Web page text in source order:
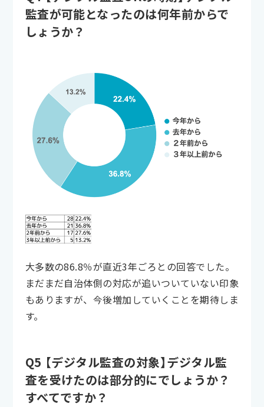
監査が可能となったのは何年前からで
しょうか？
大多数の86.8％が直近3年ごろとの回答でした。
まだまだ自治体側の対応が追いついていない印象
もありますが、今後増加していくことを期待しま
す。
Q5 【デジタル監査の対象】デジタル監
査を受けたのは部分的にでしょうか？
すべてですか？